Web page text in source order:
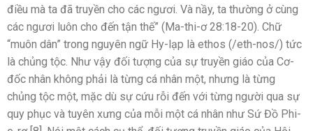
điều mà ta đã truyền cho các ngươi. Và nầy, ta thường ở cùng
các ngươi luôn cho đến tận thế” (Ma-thi-ơ 28:18-20). Chữ
“muôn dân” trong nguyên ngữ Hy-lạp là ethos (/eth-nos/) tức
là chủng tộc. Như vậy đối tượng của sự truyền giáo của Cơ-
đốc nhân không phải là từng cá nhân một, nhưng là từng
chủng tộc một, mặc dù sự cứu rỗi đến với từng người qua sự
quy phục và tuyên xưng của mỗi một cá nhân như Sứ Đồ Phi-